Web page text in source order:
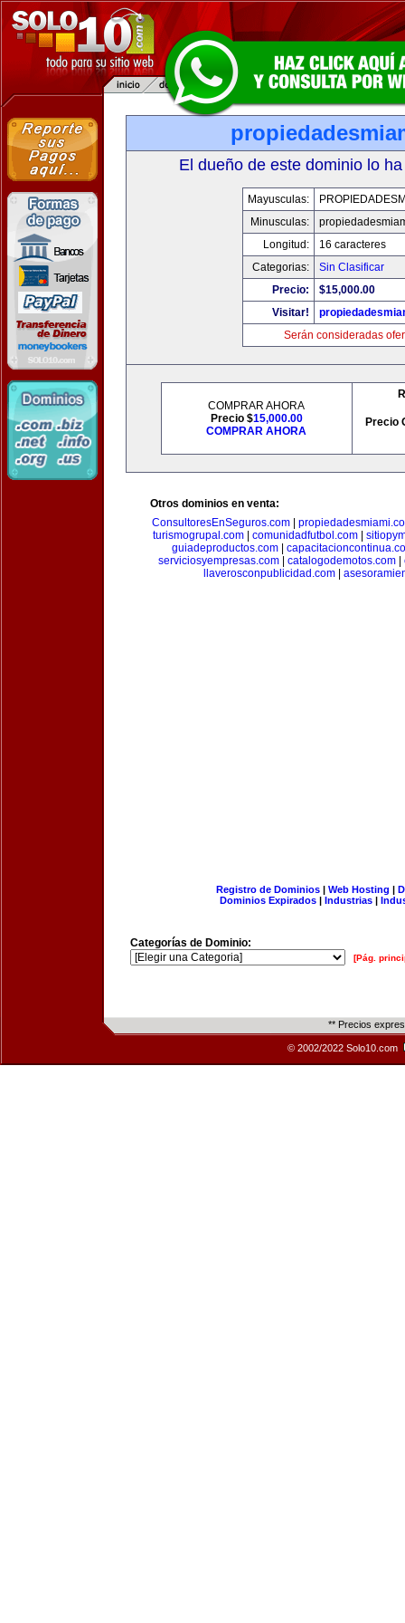
El dueño de este dominio lo
Mayusculas:
Minusculas:
Longitud:
16 caracteres
Categorias:
Sin Clasificar
Precio:
$15,000.00
Visitar!
Serán consideradas
COMPRAR AHORA
Precio $15,000.00
COMPRAR AHORA
Precio
Otros dominios en venta:
ConsultoresEnSeguros.com
turismogrupal.com| comunidadfutbol.com|
guiadeproductos.com|
serviciosyempresas.com
catalogodemotos.com
llaverosconpublicidad.com|
Registro de Dominios| Web Hosting |
Dominios Expirados | Industrias |
Categorías de Dominio:
[Pág.
** Precios
© 2002/2022 Solo10.com